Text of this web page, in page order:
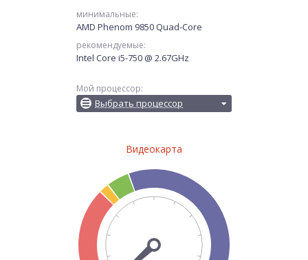
минимальные:
AMD Phenom 9850 Quad-Core
рекомендуемые:
Intel Core i5-750 @ 2.67GHz
Мой процессор:
Выбрать процессор
Видеокарта